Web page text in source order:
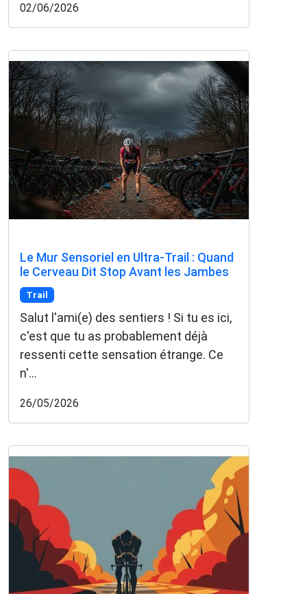
02/06/2026
Le Mur Sensoriel en Ultra-Trail : Quand
le Cerveau Dit Stop Avant les Jambes
Trail
Salut l'ami(e) des sentiers ! Si tu es ici,
c'est que tu as probablement déjà
ressenti cette sensation étrange. Ce
n'...
26/05/2026